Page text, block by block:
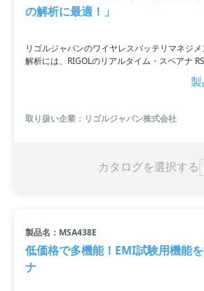
の解析に最適！」
リゴルジャパンのワイヤレスバッテリマネジ
解析には、RIGOLのリアルタイム・スペアナ
です。wBMSにはBluetooth Low Energy (LE)規
周波数ホッピングするBluetooth信号の捕捉に
りながら、最高40MHzリアルタイム帯域幅（
100％信号補足確率（POI）などの優れた機能
取り扱い企業：リゴルジャパン株式会社
カタログを選択する
製品名：MSA438E
低価格で多機能！EMI試験用機能
ナ